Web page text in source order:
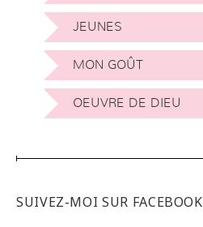
JEUNES
MON GOÛT
OEUVRE DE DIEU
SUIVEZ-MOI SUR FACEBOOK